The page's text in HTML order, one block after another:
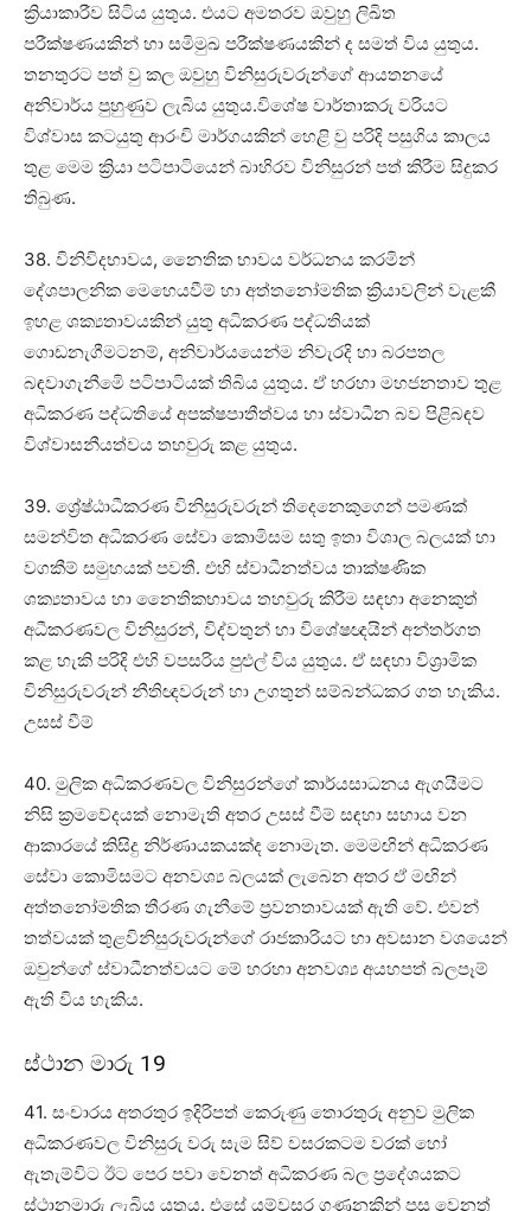
ක්‍රියාකාරීව සිටිය යුතුය. එයට අමතරව ඔවුහු ලිඛිත
පරීක්ෂණයකින් හා සමිමුඛ පරීක්ෂණයකින් ද සමත් විය යුතුය.
තනතුරට පත් වු කල ඔවුහු විනිසුරුවරුන්ගේ ආයතනයේ
අනිවාර්ය පුහුණුව ලැබිය යුතුය.විශේෂ වාර්තාකරු වරියට
විශ්වාස කටයුතු ආරංචි මාර්ගයකින් හෙළි වු පරිදි පසුගිය කාලය
තුළ මෙම ක්‍රියා පටිපාටියෙන් බාහිරව විනිසුරන් පත් කිරීම සිදුකර
තිබුණ.
38. විනිවිදභාවය, නෛතික භාවය වර්ධනය කරමින්
දේශපාලනික මෙහෙයවීම් හා අත්තනෝමතික ක්‍රියාවලින් වැළකී
ඉහළ ශක්‍යතාවයකින් යුතු අධිකරණ පද්ධතියක්
ගොඩනැගීමටනම්, අනිවාර්යයෙන්ම නිවැරදි හා බරපතල
බඳවාගැනීමෙි පටිපාටියක් තිබිය යුතුය. ඒ හරහා මහජනතාව තුළ
අධිකරණ පද්ධතියේ අපක්ෂපාතීත්වය හා ස්වාධීන බව පිළිබඳව
විශ්වාසනීයත්වය තහවුරු කළ යුතුය.
39. ශ්‍රේෂ්ඨාධීකරණ විනිසුරුවරුන් තිදෙනෙකුගෙන් පමණක්
සමන්විත අධිකරණ සේවා කොමිසම සතු ඉතා විශාල බලයක් හා
වගකීම් සමුහයක් පවතී. එහි ස්වාධීනත්වය තාක්ෂණික
ශක්‍යතාවය හා නෛතිකභාවය තහවුරු කිරීම සඳහා අනෙකුත්
අධීකරණවල විනිසුරන්, විද්වතුන් හා විශේෂඥයින් අන්තර්ගත
කළ හැකි පරිදි එහි වපසරිය පුළුල් විය යුතුය. ඒ සඳහා විශ්‍රාමික
විනිසුරුවරුන් නීතිඥවරුන් හා උගතුන් සම්බන්ධකර ගත හැකිය.
උසස් වීම්
40. මුලික අධිකරණවල විනිසුරන්ගේ කාර්යසාධනය ඇගයීමට
නිසි ක්‍රමවේදයක් නොමැති අතර උසස් වීම් සඳහා සහාය වන
ආකාරයේ කිසිදු නිර්ණායකයක්ද නොමැත. මෙමඟින් අධිකරණ
සේවා කොමිසමට අනවශ්‍ය බලයක් ලැබෙන අතර ඒ මඟින්
අත්තනෝමතික තීරණ ගැනීමේ ප්‍රවනතාවයක් ඇති වේ. එවන්
තත්වයක් තුළවිනිසුරුවරුන්ගේ රාජකාරියට හා අවසාන වශයෙන්
ඔවුන්ගේ ස්වාධීනත්වයට මේ හරහා අනවශ්‍ය අයහපත් බලපෑම්
ඇති විය හැකිය.
ස්ථාන මාරු 19
41. සංචාරය අතරතුර ඉදිරිපත් කෙරුණු තොරතුරු අනුව මුලික
අධිකරණවල විනිසුරු වරු සැම සිව් වසරකටම වරක් හෝ
ඇතැම්විට ඊට පෙර පවා වෙනත් අධිකරණ බල ප්‍රදේශයකට
ස්ථානමාරු ලැබිය යුතුය. එසේ යම්වසර ගණනකින් පසු වෙනත්